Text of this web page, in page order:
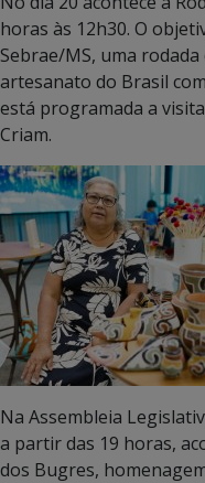
horas às 12h30. O
Sebrae/MS, uma
artesanato do Brasil
está programada a
Criam.
Na Assembleia
a partir das 19 horas,
dos Bugres,